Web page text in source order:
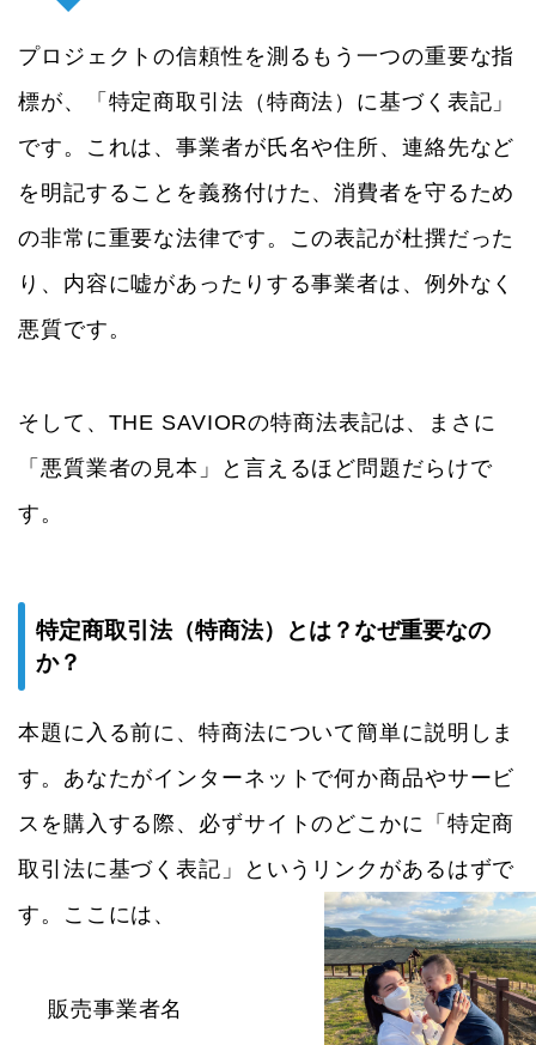
プロジェクトの信頼性を測るもう一つの重要な指
標が、「特定商取引法（特商法）に基づく表記」
です。これは、事業者が氏名や住所、連絡先など
を明記することを義務付けた、消費者を守るため
の非常に重要な法律です。この表記が杜撰だった
り、内容に嘘があったりする事業者は、例外なく
悪質です。
そして、THE SAVIORの特商法表記は、まさに
「悪質業者の見本」と言えるほど問題だらけで
す。
特定商取引法（特商法）とは？なぜ重要なの
か？
本題に入る前に、特商法について簡単に説明しま
す。あなたがインターネットで何か商品やサービ
スを購入する際、必ずサイトのどこかに「特定商
取引法に基づく表記」というリンクがあるはずで
す。ここには、
販売事業者名